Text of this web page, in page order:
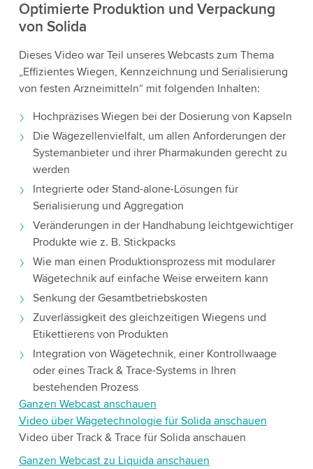
Weitere Informationen
Optimierte Produktion und Verpackung
von Solida
Dieses Video war Teil unseres Webcasts zum Thema
„Effizientes Wiegen, Kennzeichnung und Serialisierung
von festen Arzneimitteln“ mit folgenden Inhalten:
Hochpräzises Wiegen bei der Dosierung von Kapseln
Die Wägezellenvielfalt, um allen Anforderungen der
Systemanbieter und ihrer Pharmakunden gerecht zu
werden
Integrierte oder Stand-alone-Lösungen für
Serialisierung und Aggregation
Veränderungen in der Handhabung leichtgewichtiger
Produkte wie z. B. Stickpacks
Wie man einen Produktionsprozess mit modularer
Wägetechnik auf einfache Weise erweitern kann
Senkung der Gesamtbetriebskosten
Zuverlässigkeit des gleichzeitigen Wiegens und
Etikettierens von Produkten
Integration von Wägetechnik, einer Kontrollwaage
oder eines Track & Trace-Systems in Ihren
bestehenden Prozess
Ganzen Webcast anschauen
Video über Wägetechnologie für Solida anschauen
Video über Track & Trace für Solida anschauen
Ganzen Webcast zu Liquida anschauen